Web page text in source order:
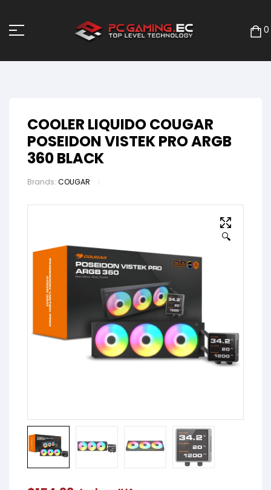
0
COOLER LIQUIDO COUGAR
POSEIDON VISTEK PRO ARGB
360 BLACK
Brands: COUGAR
🔍